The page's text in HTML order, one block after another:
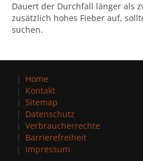
Dauert der Durchfall länger als
zusätzlich hohes Fieber auf,
suchen.
Home
Kontakt
Sitemap
Datenschutz
Verbraucherrechte
Barrierefreiheit
Impressum